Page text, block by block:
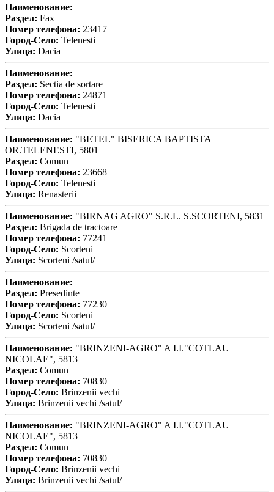
Наименование:
Раздел: Fax
Номер телефона: 23417
Город-Село: Telenesti
Улица: Dacia
Наименование:
Раздел: Sectia de sortare
Номер телефона: 24871
Город-Село: Telenesti
Улица: Dacia
Наименование: "BETEL" BISERICA BAPTISTA
OR.TELENESTI, 5801
Раздел: Comun
Номер телефона: 23668
Город-Село: Telenesti
Улица: Renasterii
Наименование: "BIRNAG AGRO" S.R.L. S.SCORTENI, 5831
Раздел: Brigada de tractoare
Номер телефона: 77241
Город-Село: Scorteni
Улица: Scorteni /satul/
Наименование:
Раздел: Presedinte
Номер телефона: 77230
Город-Село: Scorteni
Улица: Scorteni /satul/
Наименование: "BRINZENI-AGRO" A I.I."COTLAU
NICOLAE", 5813
Раздел: Comun
Номер телефона: 70830
Город-Село: Brinzenii vechi
Улица: Brinzenii vechi /satul/
Наименование: "BRINZENI-AGRO" A I.I."COTLAU
NICOLAE", 5813
Раздел: Comun
Номер телефона: 70830
Город-Село: Brinzenii vechi
Улица: Brinzenii vechi /satul/